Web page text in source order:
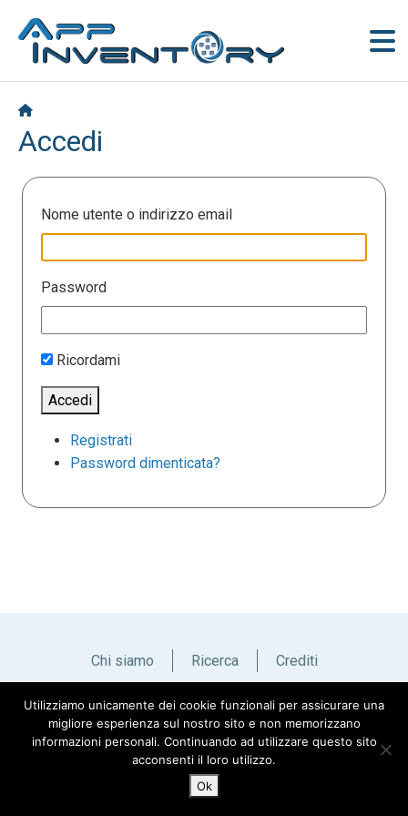
Accedi
Nome utente o indirizzo email
Password
Ricordami
Accedi
Registrati
Password dimenticata?
Chi siamo Ricerca Crediti
Italiano English
Utilizziamo unicamente dei cookie funzionali per assicurare una
migliore esperienza sul nostro sito e non memorizzano
informazioni personali. Continuando ad utilizzare questo sito
acconsenti il loro utilizzo.
Ok